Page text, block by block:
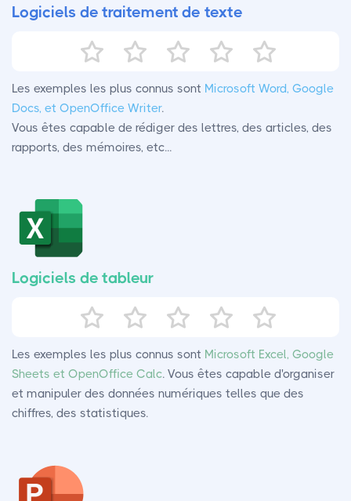
Logiciels de traitement de texte
Les exemples les plus connus sont Microsoft Word, Google
Docs, et OpenOffice Writer.
Vous êtes capable de rédiger des lettres, des articles, des
rapports, des mémoires, etc...
Logiciels de tableur
Les exemples les plus connus sont Microsoft Excel, Google
Sheets et OpenOffice Calc. Vous êtes capable d'organiser
et manipuler des données numériques telles que des
chiffres, des statistiques.